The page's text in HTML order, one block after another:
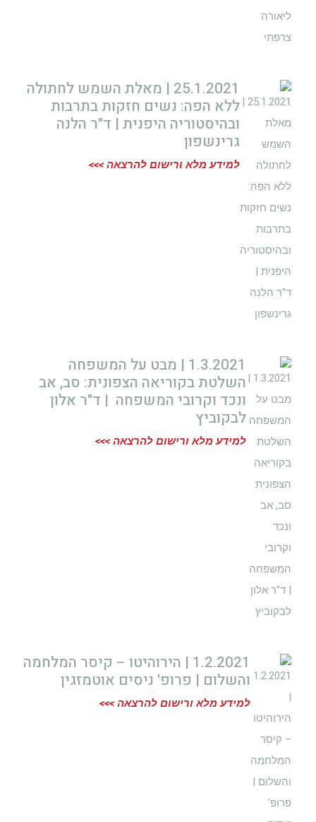
25.1.2021 | מאלת השמש לחתולה
ללא הפה: נשים חזקות בתרבות
ובהיסטוריה היפנית | ד"ר הלנה
גרינשפון
למידע מלא ורישום להרצאה >>>
1.3.2021 | מבט על המשפחה
השלטת בקוריאה הצפונית: סב, אב
ונכד וקרובי המשפחה | ד"ר אלון
לבקוביץ
למידע מלא ורישום להרצאה >>>
1.2.2021 | הירוהיטו – קיסר המלחמה
והשלום | פרופ' ניסים אוטמזגין
למידע מלא ורישום להרצאה >>>